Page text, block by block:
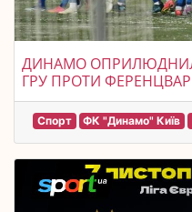
ДИНАМО
ГРУ ПРОТИ
Спорт ФК "Динамо" Київ